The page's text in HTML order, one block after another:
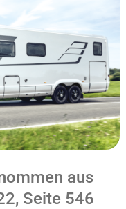
aus
Seite 546